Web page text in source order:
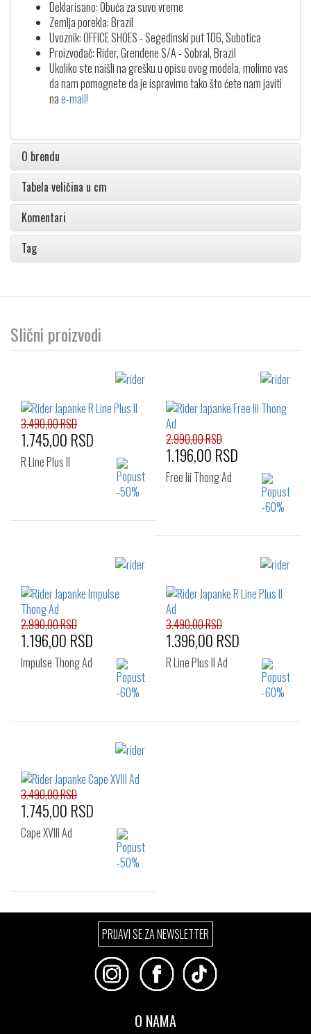
Deklarisano: Obuća za suvo vreme
Zemlja porekla: Brazil
Uvoznik: OFFICE SHOES - Segedinski put 106, Subotica
Proizvođač: Rider, Grendene S/A - Sobral, Brazil
Ukoliko ste naišli na grešku u opisu ovog modela, molimo vas
da nam pomognete da je ispravimo tako što ćete nam javiti
nae-mail!
O brendu
Tabela veličina u cm
Komentari
Tag
Slični proizvodi
42
44 45.5
3.490,00 RSD
1.745,00 RSD
R Line Plus II
Izaberi željeni broj:
43
44 45.5
2.990,00 RSD
1.196,00 RSD
Free Iii Thong Ad
Izaberi željeni broj:
43
44 45.5
2.990,00 RSD
1.196,00 RSD
Impulse Thong Ad
3.490,00 RSD
1.396,00 RSD
R Line Plus II Ad
Izaberi željeni broj:
42
45.5
3.490,00 RSD
1.745,00 RSD
Cape XVlll Ad
PRIJAVI SE ZA NEWSLETTER
O NAMA